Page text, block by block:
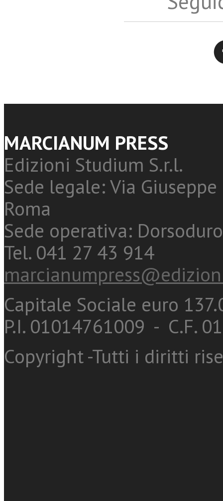
MARCIANUM PRESS
Edizioni Studium S.r.l.
Sede legale: Via
Roma
Sede operativa:
Tel. 041 27 43 914
Capitale Sociale euro
P.I. 01014761009 - C.F.
Copyright -Tutti i diritti